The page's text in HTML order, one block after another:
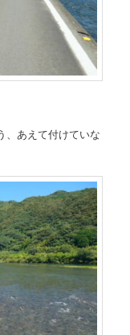
、あえて付けていな